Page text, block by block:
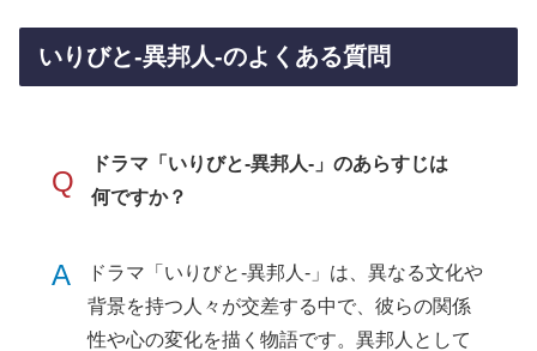
いりびと-異邦人-のよくある質問
Q
ドラマ「いりびと-異邦人-」のあらすじは
何ですか？
A
ドラマ「いりびと-異邦人-」は、異なる文化や
背景を持つ人々が交差する中で、彼らの関係
性や心の変化を描く物語です。異邦人として